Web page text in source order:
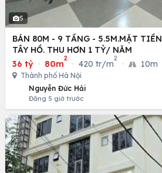
5
BÁN 80M - 9 TẦNG - 5.5M.MẶT
TÂY HỒ. THU HƠN 1 TỶ/ NĂM
36 tỷ · 80m
2
· 420 tr/m
2
· 10m
Thành phố Hà Nội
Nguyễn Đức Hải
Đăng 5 giờ trước